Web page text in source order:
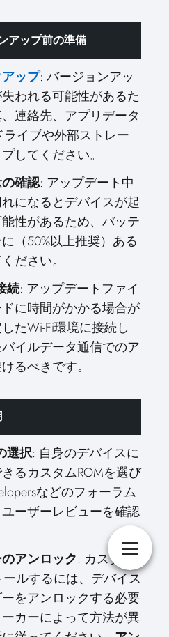
アップ前の準備
ップ: バージョンアッ
われる可能性があるた
連絡先、アプリデータ
イブや外部ストレー
してください。
確認: アップデート中
になるとデバイスが起
性があるため、バッテ
（50%以上推奨）ある
ださい。
続: アップデートファイ
に時間がかかる場合が
たWi-Fi環境に接続し
イルデータ通信でのア
るべきです。
選択: 自身のデバイスに
るカスタムROMを選び
などのフォーラム
ーザーレビューを確認
アンロック: カスタム
ールするには、デバイス
をアンロックする必要
カーによって方法が異